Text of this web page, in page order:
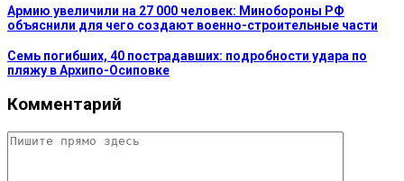
Армию увеличили на 27 000 человек: Минобороны РФ
объяснили для чего создают военно-строительные части
Семь погибших, 40 пострадавших: подробности удара по
пляжу в Архипо-Осиповке
Комментарий